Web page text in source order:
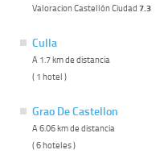
Valoracion Castellón Ciudad 7.3
Culla
A 1.7 km de distancia
( 1 hotel )
Grao De Castellon
A 6.06 km de distancia
( 6 hoteles )